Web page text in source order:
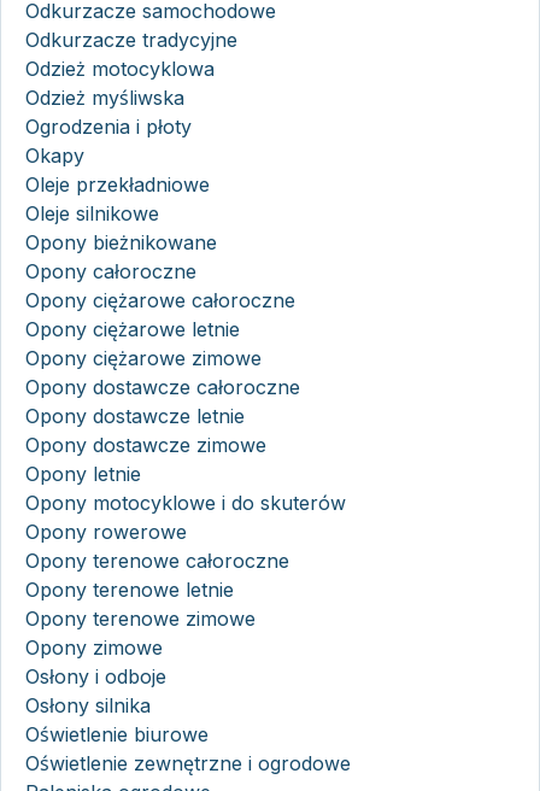
Odkurzacze samochodowe
Odkurzacze tradycyjne
Odzież motocyklowa
Odzież myśliwska
Ogrodzenia i płoty
Okapy
Oleje przekładniowe
Oleje silnikowe
Opony bieżnikowane
Opony całoroczne
Opony ciężarowe całoroczne
Opony ciężarowe letnie
Opony ciężarowe zimowe
Opony dostawcze całoroczne
Opony dostawcze letnie
Opony dostawcze zimowe
Opony letnie
Opony motocyklowe i do skuterów
Opony rowerowe
Opony terenowe całoroczne
Opony terenowe letnie
Opony terenowe zimowe
Opony zimowe
Osłony i odboje
Osłony silnika
Oświetlenie biurowe
Oświetlenie zewnętrzne i ogrodowe